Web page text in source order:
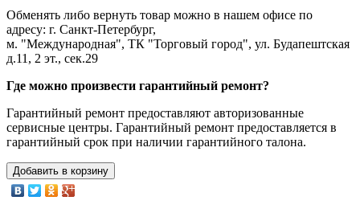
Обменять либо вернуть товар можно в нашем офисе по
адресу: г. Санкт-Петербург,
м. "Международная", ТК "Торговый город", ул. Будапештская
д.11, 2 эт., сек.29
Где можно произвести гарантийный ремонт?
Гарантийный ремонт предоставляют авторизованные
сервисные центры. Гарантийный ремонт предоставляется в
гарантийный срок при наличии гарантийного талона.
Добавить в корзину